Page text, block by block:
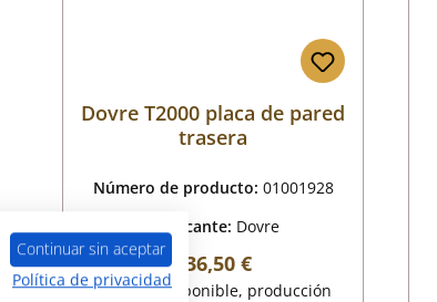
Dovre T2000 placa de pared
trasera
Número de producto: 01001928
Fabricante: Dovre
Precio normal:
136,50 €
ya no disponible, producción
Continuar sin aceptar
Política de privacidad